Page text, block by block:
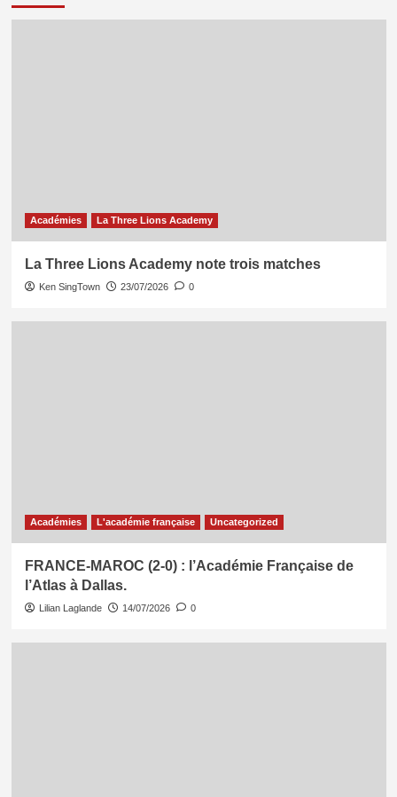
Académies La Three Lions Academy
La Three Lions Academy note trois matches
Ken SingTown 23/07/2026 0
Académies L'académie française Uncategorized
FRANCE-MAROC (2-0) : l’Académie Française de
l’Atlas à Dallas.
Lilian Laglande 14/07/2026 0